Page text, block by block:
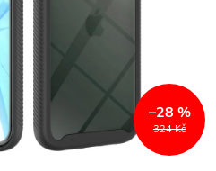
324 Kč
–28 %